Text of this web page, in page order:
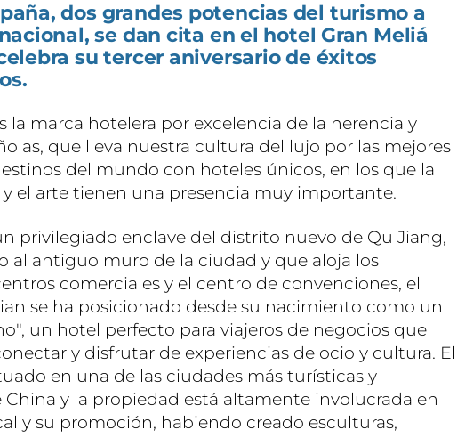
dos grandes potencias del turismo a
se dan cita en el hotel Gran Meliá
su tercer aniversario de éxitos
la marca hotelera por excelencia de la herencia y
que lleva nuestra cultura del lujo por las mejores
del mundo con hoteles únicos, en los que la
el arte tienen una presencia muy importante.
privilegiado enclave del distrito nuevo de Qu Jiang,
al antiguo muro de la ciudad y que aloja los
comerciales y el centro de convenciones, el
se ha posicionado desde su nacimiento como un
un hotel perfecto para viajeros de negocios que
y disfrutar de experiencias de ocio y cultura. El
en una de las ciudades más turísticas y
China y la propiedad está altamente involucrada en
y su promoción, habiendo creado esculturas,